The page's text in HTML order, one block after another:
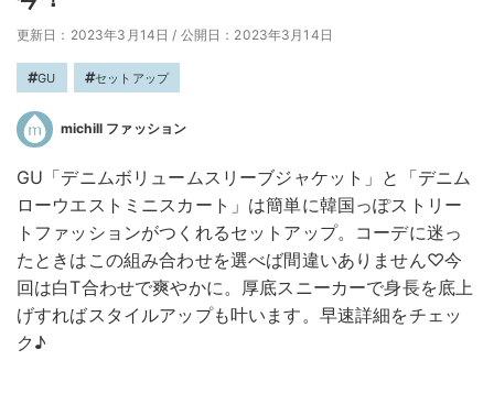
更新日：2023年3月14日 / 公開日：2023年3月14日
GU セットアップ
michill ファッション
GU「デニムボリュームスリーブジャケット」と「デニム
ローウエストミニスカート」は簡単に韓国っぽストリー
トファッションがつくれるセットアップ。コーデに迷っ
たときはこの組み合わせを選べば間違いありません♡今
回は白T合わせで爽やかに。厚底スニーカーで身長を底上
げすればスタイルアップも叶います。早速詳細をチェッ
ク♪